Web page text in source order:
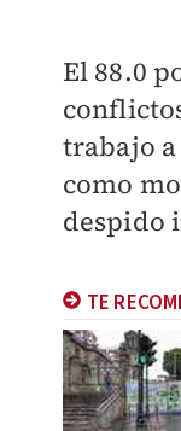
El 88.0
trabajo
como
despido
TE